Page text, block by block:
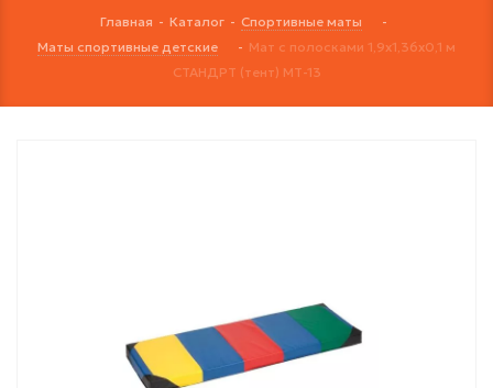
Главная - Каталог - Спортивные маты
-
Маты спортивные детские
- Мат с полосками 1,9х1,36х0,1 м
СТАНДРТ (тент) МТ-13